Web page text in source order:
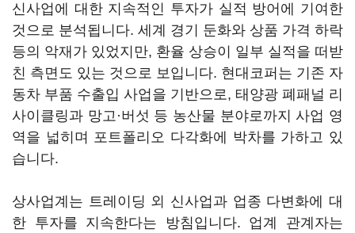
신사업에 대한 지속적인 투자가 실적 방어에 기여한
것으로 분석됩니다. 세계 경기 둔화와 상품 가격 하락
등의 악재가 있었지만, 환율 상승이 일부 실적을 떠받
친 측면도 있는 것으로 보입니다. 현대코퍼는 기존 자
동차 부품 수출입 사업을 기반으로, 태양광 폐패널 리
사이클링과 망고·버섯 등 농산물 분야로까지 사업 영
역을 넓히며 포트폴리오 다각화에 박차를 가하고 있
습니다.
상사업계는 트레이딩 외 신사업과 업종 다변화에 대
한 투자를 지속한다는 방침입니다. 업계 관계자는